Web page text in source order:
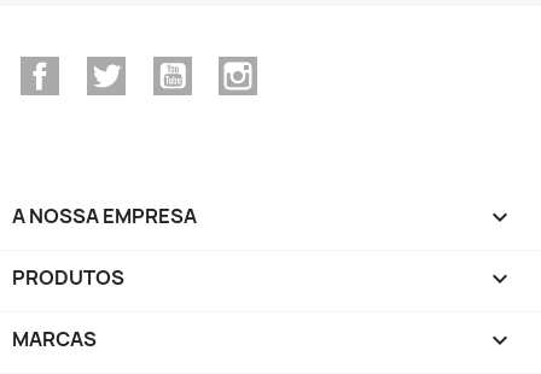
FacebookTwitter YouTube
A NOSSA EMPRESA 
PRODUTOS 
MARCAS 